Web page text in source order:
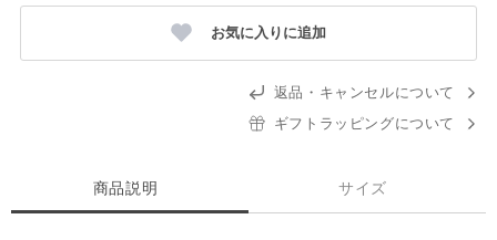
お気に入りに追加
返品・キャンセルについて
ギフトラッピングについて
商品説明 サイズ